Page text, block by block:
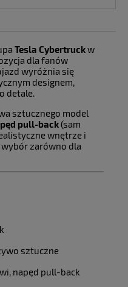
płatności
Tesla Cybertruckw
dla fanów
wyróżnia się
designem,
detale.
sztucznego model
pull-back (sam
wnętrze i
zarówno dla
sztuczne
napęd pull-back